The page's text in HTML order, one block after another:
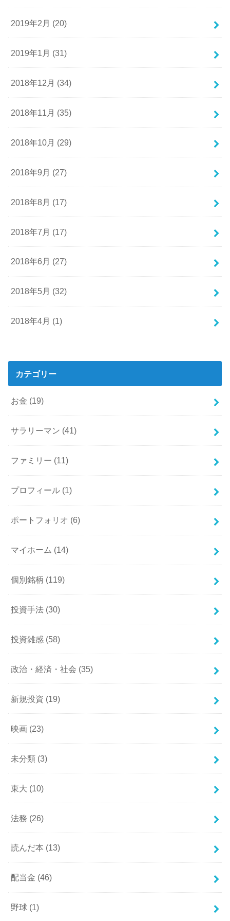
2019年2月 (20)
2019年1月 (31)
2018年12月 (34)
2018年11月 (35)
2018年10月 (29)
2018年9月 (27)
2018年8月 (17)
2018年7月 (17)
2018年6月 (27)
2018年5月 (32)
2018年4月 (1)
カテゴリー
お金 (19)
サラリーマン (41)
ファミリー (11)
プロフィール (1)
ポートフォリオ (6)
マイホーム (14)
個別銘柄 (119)
投資手法 (30)
投資雑感 (58)
政治・経済・社会 (35)
新規投資 (19)
映画 (23)
未分類 (3)
東大 (10)
法務 (26)
読んだ本 (13)
配当金 (46)
野球 (1)